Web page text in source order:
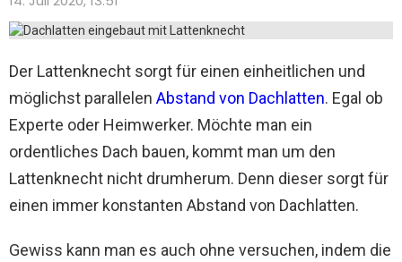
Der Lattenknecht sorgt für einen einheitlichen und
möglichst parallelen Abstand von Dachlatten. Egal ob
Experte oder Heimwerker. Möchte man ein
ordentliches Dach bauen, kommt man um den
Lattenknecht nicht drumherum. Denn dieser sorgt für
einen immer konstanten Abstand von Dachlatten.
Gewiss kann man es auch ohne versuchen, indem die